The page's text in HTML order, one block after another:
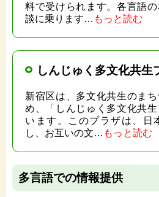
料で受けられます。各言語
談に乗ります… もっと読む
しんじゅく多文化共生
新宿区は、多文化共生のま
め、「しんじゅく多文化共
います。このプラザは、日
し、お互いの文… もっと読む
多言語での情報提供